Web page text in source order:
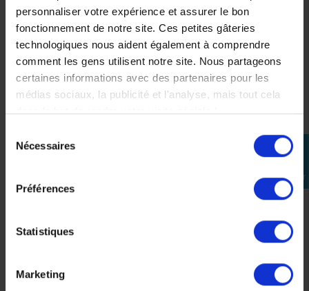
personnaliser votre expérience et assurer le bon
fonctionnement de notre site. Ces petites gâteries
technologiques nous aident également à comprendre
comment les gens utilisent notre site. Nous partageons
certaines informations avec des partenaires pour les
médias sociaux, la publicité et l'analyse, mais tout cela
dans le but de rendre votre visite géniale !
Nécessaires
Préférences
Statistiques
Marketing
perm_identity
connecter